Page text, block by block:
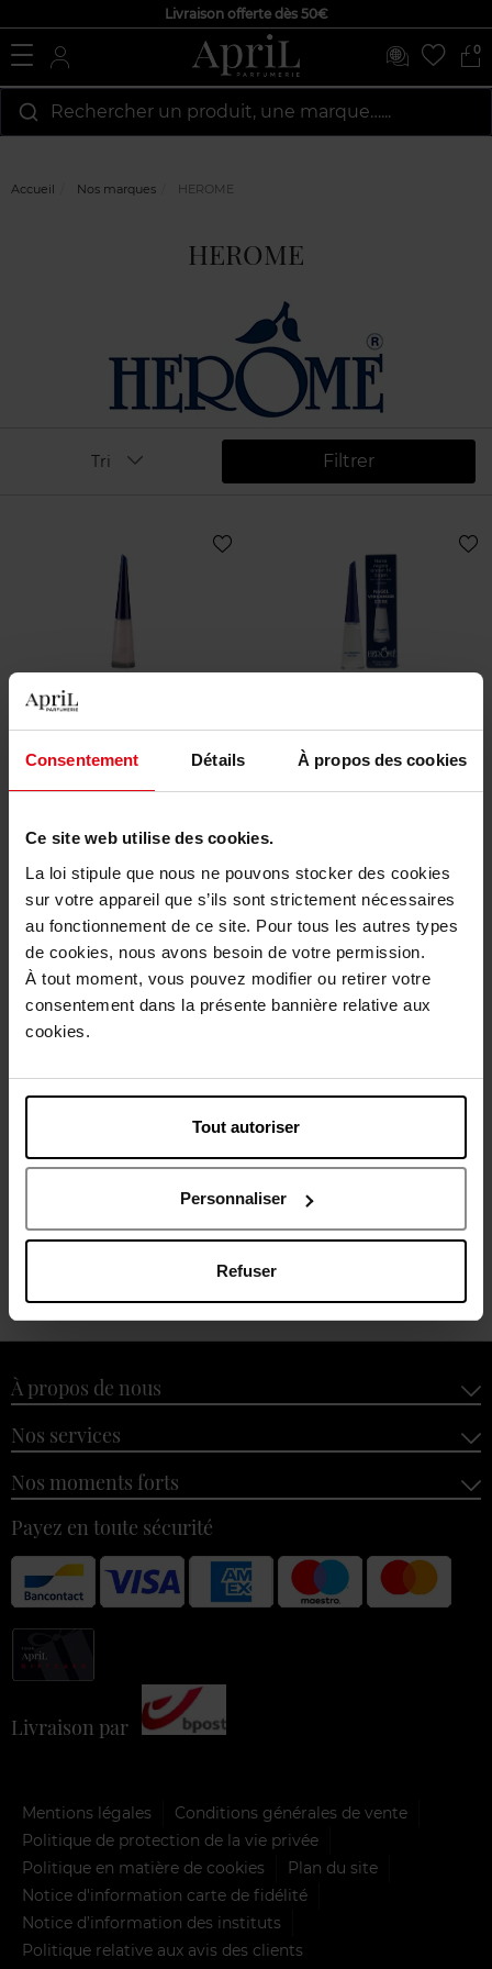
Consentement Détails À propos des cookies
Ce site web utilise des cookies.
La loi stipule que nous ne pouvons stocker des cookies
sur votre appareil que s’ils sont strictement nécessaires
au fonctionnement de ce site. Pour tous les autres types
de cookies, nous avons besoin de votre permission.
À tout moment, vous pouvez modifier ou retirer votre
consentement dans la présente bannière relative aux
cookies.
Tout autoriser
Personnaliser
Refuser
Livraison offerte dès 50€
0
Rechercher un produit, une marque…...
Accueil Nos marques HEROME
HEROME
Filtrer
Tri
Nail Hardener Extra Strong
22,50 € Ajouter
À propos de nous
Nos services
Nos moments forts
Payez en toute sécurité
Livraison par
Mentions légales
Conditions générales de vente
Politique de protection de la vie privée
Politique en matière de cookies
Plan du site
Notice d'information carte de fidélité
Notice d’information des instituts
Politique relative aux avis des clients